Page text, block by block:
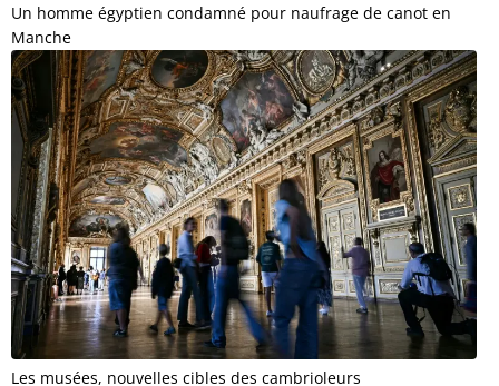
Un homme égyptien condamné pour naufrage de canot en
Manche
Les musées, nouvelles cibles des cambrioleurs